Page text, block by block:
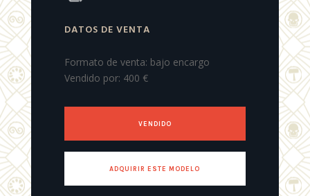
DATOS DE VENTA
Formato de venta: bajo encargo
Vendido por: 400 €
VENDIDO
ADQUIRIR ESTE MODELO